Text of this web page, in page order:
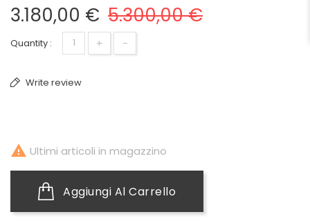
3.180,00 € 5.300,00 €
Quantity : + -
Write review
 Ultimi articoli in magazzino
Aggiungi Al Carrello